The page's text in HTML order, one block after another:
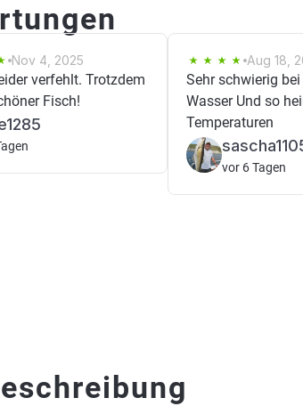
Nov 4, 2025
verfehlt. Trotzdem
Fisch!
Aug 18,
Sehr schwierig
Wasser Und so
Temperaturen
vor 6 Tagen